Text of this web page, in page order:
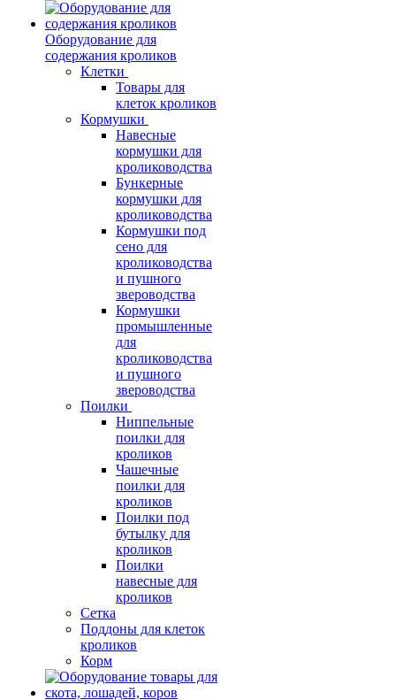
Оборудование для
содержания кроликов
Клетки
Товары для
клеток кроликов
Кормушки
Навесные
кормушки для
кролиководства
Бункерные
кормушки для
кролиководства
Кормушки под
сено для
кролиководства
и пушного
звероводства
Кормушки
промышленные
для
кролиководства
и пушного
звероводства
Поилки
Ниппельные
поилки для
кроликов
Чашечные
поилки для
кроликов
Поилки под
бутылку для
кроликов
Поилки
навесные для
кроликов
Сетка
Поддоны для клеток
кроликов
Корм